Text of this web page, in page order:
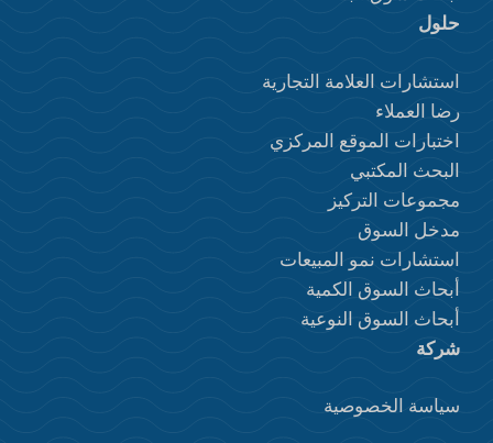
حلول
استشارات العلامة التجارية
رضا العملاء
اختبارات الموقع المركزي
البحث المكتبي
مجموعات التركيز
مدخل السوق
استشارات نمو المبيعات
أبحاث السوق الكمية
أبحاث السوق النوعية
شركة
سياسة الخصوصية